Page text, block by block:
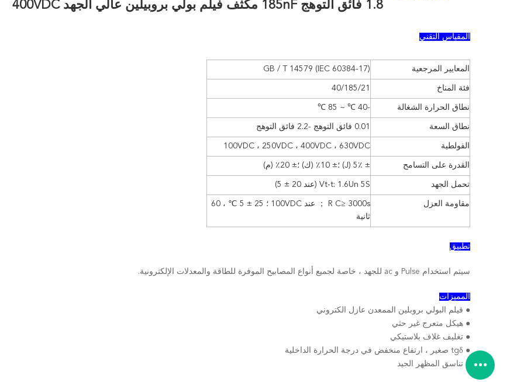
1.8 فائق التوهج 185nF مكثف فيلم بولي بروبيلين عالي الجهد 400VDC
المقياس التقني
المعايير المرجعية GB / T 14579 (IEC 60384-17)
فئة المناخ 40/185/21
نطاق الحرارة الشغالة -40 ℃ ~ 85 ℃
نطاق السعة 0.01 فائق التوهج -2.2 فائق التوهج
الفولطية 100VDC ، 250VDC ، 400VDC ، 630VDC
القدرة على التسامح ± 5٪ (J) ؛ ± 10٪ (ك) ؛ ± 20٪ (م)
تحمل الجهد Vt-t: 1.6Un 5S (عند 20 ± 5)
مقاومة العزل
R C≥ 3000s ； عند 100VDC ؛ 25 ± 5 ℃ ، 60
ثانية
تطبيق
سيتم استخدام Pulse و ac للجهد ، خاصة لجميع أنواع المصابيح الموفرة للطاقة والمعدلات الإلكترونية.
المميزات
● فيلم البولي بروبلين الممعدن عازل الكتروني
● هيكل متعرج غير حثي
● تغليف غلاف بلاستيكي
● tgδ صغير ، ارتفاع منخفض في درجة الحرارة الداخلية
● تناسق المظهر الجيد